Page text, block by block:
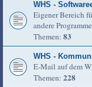
WHS -
Eigener Bereich
andere
Themen: 83
WHS -
E-Mail auf dem
Themen: 228